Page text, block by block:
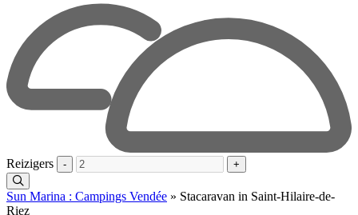
Reizigers - +
Sun Marina : Campings Vendée » Stacaravan in Saint-Hilaire-de-
Riez